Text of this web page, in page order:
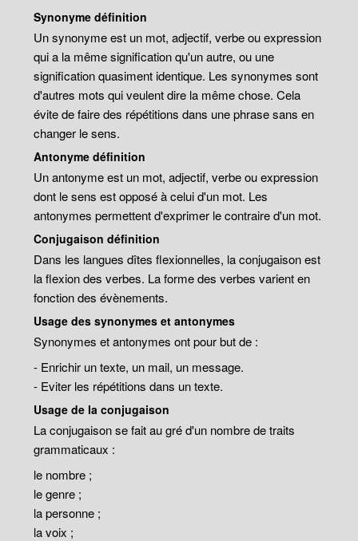
Synonyme définition
Un synonyme est un mot, adjectif, verbe ou expression
qui a la même signification qu'un autre, ou une
signification quasiment identique. Les synonymes sont
d'autres mots qui veulent dire la même chose. Cela
évite de faire des répétitions dans une phrase sans en
changer le sens.
Antonyme définition
Un antonyme est un mot, adjectif, verbe ou expression
dont le sens est opposé à celui d'un mot. Les
antonymes permettent d'exprimer le contraire d'un mot.
Conjugaison définition
Dans les langues dîtes flexionnelles, la conjugaison est
la flexion des verbes. La forme des verbes varient en
fonction des évènements.
Usage des synonymes et antonymes
Synonymes et antonymes ont pour but de :
- Enrichir un texte, un mail, un message.
- Eviter les répétitions dans un texte.
Usage de la conjugaison
La conjugaison se fait au gré d'un nombre de traits
grammaticaux :
le nombre ;
le genre ;
la personne ;
la voix ;